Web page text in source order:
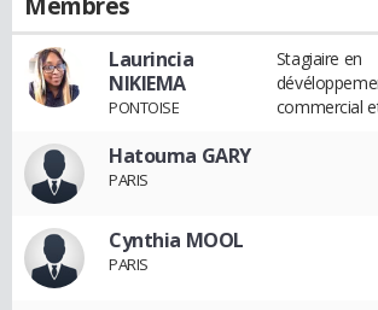
Laurincia
NIKIEMA
PONTOISE
Stagiaire en
commercial
Hatouma GARY
PARIS
Cynthia MOOL
PARIS